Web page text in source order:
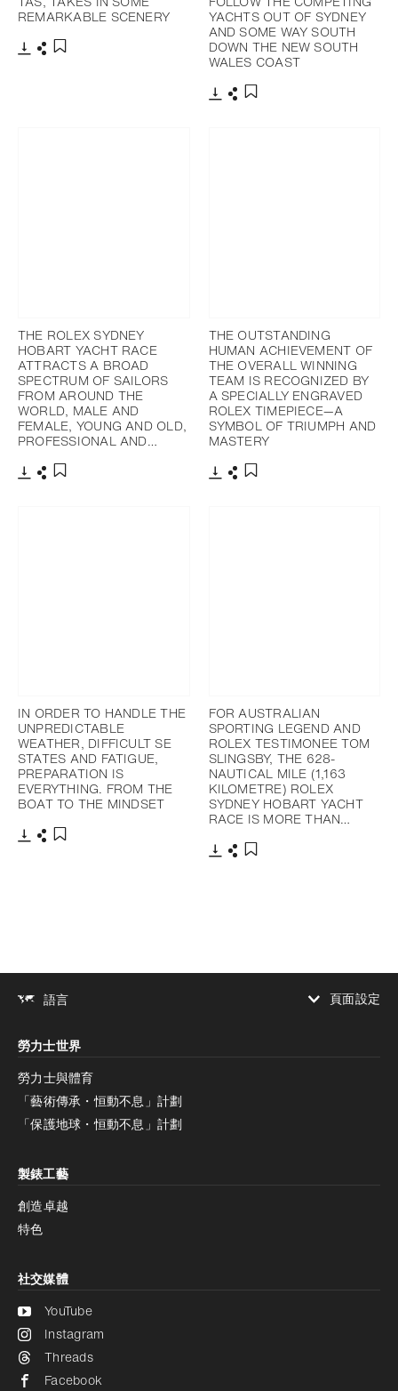
REMARKABLE SCENERY
YACHTS OUT OF SYDNEY
AND SOME WAY SOUTH
DOWN THE NEW SOUTH
WALES COAST
THE ROLEX SYDNEY
HOBART YACHT RACE
ATTRACTS A BROAD
SPECTRUM OF SAILORS
FROM AROUND THE
WORLD, MALE AND
FEMALE, YOUNG AND OLD,
PROFESSIONAL AND…
THE OUTSTANDING
HUMAN ACHIEVEMENT OF
THE OVERALL WINNING
TEAM IS RECOGNIZED BY
A SPECIALLY ENGRAVED
ROLEX TIMEPIECE—A
SYMBOL OF TRIUMPH AND
MASTERY
IN ORDER TO HANDLE THE
UNPREDICTABLE
WEATHER, DIFFICULT SE
STATES AND FATIGUE,
PREPARATION IS
EVERYTHING. FROM THE
BOAT TO THE MINDSET
FOR AUSTRALIAN
SPORTING LEGEND AND
ROLEX TESTIMONEE TOM
SLINGSBY, THE 628-
NAUTICAL MILE (1,163
KILOMETRE) ROLEX
SYDNEY HOBART YACHT
RACE IS MORE THAN…
語言
頁面設定
增加對比度
停用
減少動畫
減少動畫
停用
勞力士世界
勞力士與體育
「藝術傳承・恒動不息」計劃
「保護地球・恒動不息」計劃
製錶工藝
創造卓越
特色
社交媒體
YouTube
Instagram
Threads
Facebook